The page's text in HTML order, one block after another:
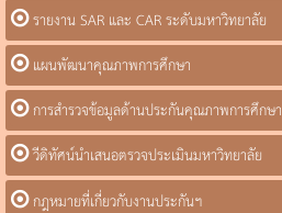
รายงาน SAR และ CAR ระดับมหาวิทยาลัย
แผนพัฒนาคุณภาพการศึกษา
การสำรวจข้อมูลด้านประกันคุณภาพการศึกษา
วีดิทัศน์นำเสนอตรวจประเมินมหาวิทยาลัย
กฎหมายที่เกี่ยวกับงานประกันฯ